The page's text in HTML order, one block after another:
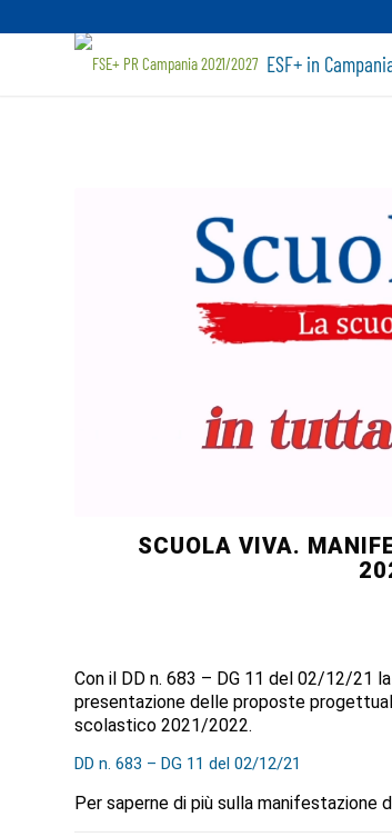
ESF+ in
SCUOLA VIVA.
Con il DD n. 683 – DG 11 del 02/12/21
presentazione delle proposte
scolastico 2021/2022.
DD n. 683 – DG 11 del 02/12/21
Per saperne di più sulla manifestazione